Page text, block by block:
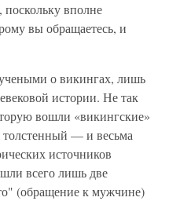
вполне
вы обращаетесь, и
о викингах, лишь
истории. Не так
вошли «викингские»
— и весьма
источников
всего лишь две
(обращение к мужчине)